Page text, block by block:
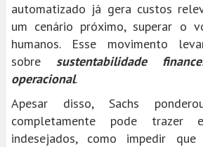
automatizado já gera custos
um cenário próximo, superar o
humanos. Esse movimento
sobre sustentabilidade
operacional.
Apesar disso, Sachs
completamente pode trazer
indesejados, como impedir que